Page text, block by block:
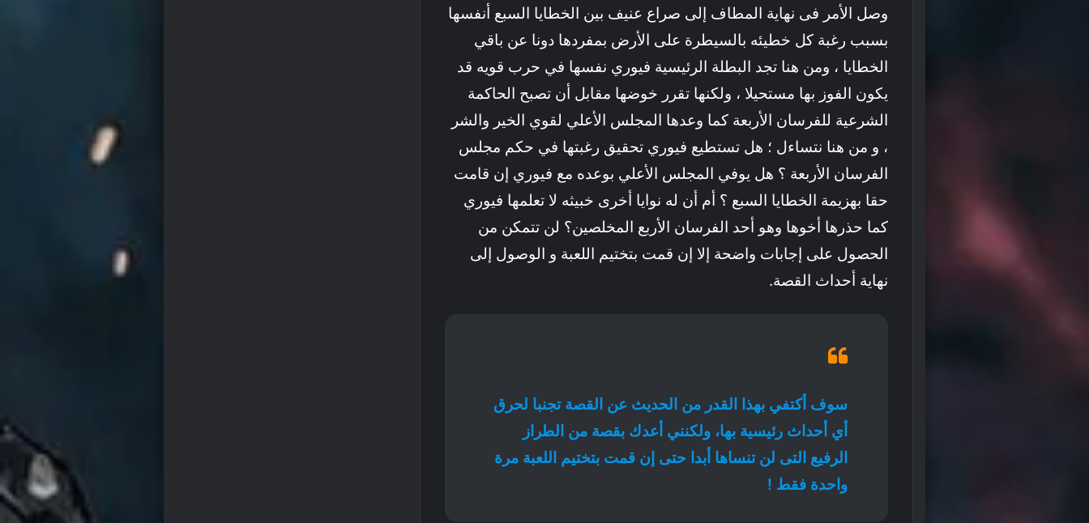
وصل الأمر فى نهاية المطاف إلى صراع عنيف بين الخطايا السبع أنفسها
بسبب رغبة كل خطيئه بالسيطرة على الأرض بمفردها دونا عن باقي
الخطايا ، ومن هنا تجد البطلة الرئيسية فيوري نفسها في حرب قويه قد
يكون الفوز بها مستحيلا ، ولكنها تقرر خوضها مقابل أن تصبح الحاكمة
الشرعية للفرسان الأربعة كما وعدها المجلس الأعلي لقوي الخير والشر
، و من هنا نتساءل ؛ هل تستطيع فيوري تحقيق رغبتها في حكم مجلس
الفرسان الأربعة ؟ هل يوفي المجلس الأعلي بوعده مع فيوري إن قامت
حقا بهزيمة الخطايا السبع ؟ أم أن له نوايا أخرى خبيثه لا تعلمها فيوري
كما حذرها أخوها وهو أحد الفرسان الأربع المخلصين؟ لن تتمكن من
الحصول على إجابات واضحة إلا إن قمت بتختيم اللعبة و الوصول إلى
نهاية أحداث القصة.
سوف أكتفي بهذا القدر من الحديث عن القصة تجنبا لحرق
أي أحداث رئيسية بها، ولكنني أعدك بقصة من الطراز
الرفيع التى لن تنساها أبدا حتى إن قمت بتختيم اللعبة مرة
واحدة فقط !